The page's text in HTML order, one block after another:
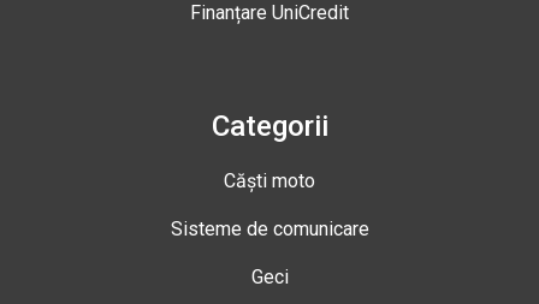
Finanțare UniCredit
Categorii
Căști moto
Sisteme de comunicare
Geci